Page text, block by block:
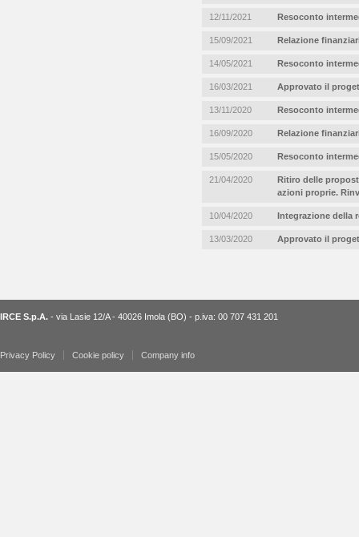
12/11/2021 Resoconto
15/09/2021 Relazione
14/05/2021 Resoconto
16/03/2021 Approvato il
13/11/2020 Resoconto
16/09/2020 Relazione
15/05/2020 Resoconto
21/04/2020
Ritiro delle
azioni proprie.
10/04/2020 Integrazione della
13/03/2020 Approvato il
IRCE S.p.A. - via Lasie 12/A - 40026 Imola (BO) - p.iva: 00 707 431 201
Privacy Policy Cookie policy Company info